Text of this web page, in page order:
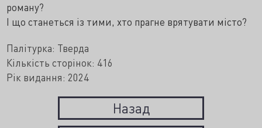
роману?
І що станеться із тими, хто прагне врятувати місто?
Палітурка: Тверда
Кількість сторінок: 416
Рік видання: 2024
Назад